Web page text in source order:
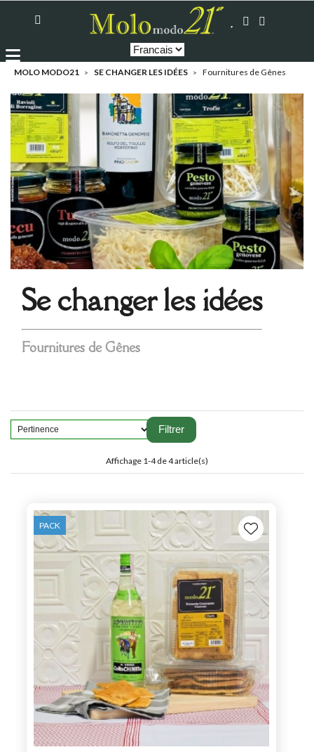
MOLO MODO21 SE CHANGER LES IDÉES Fournitures de Gênes
Se changer les idées
Fournitures de Gênes
Filtrer
Affichage 1-4 de 4 article(s)
PACK